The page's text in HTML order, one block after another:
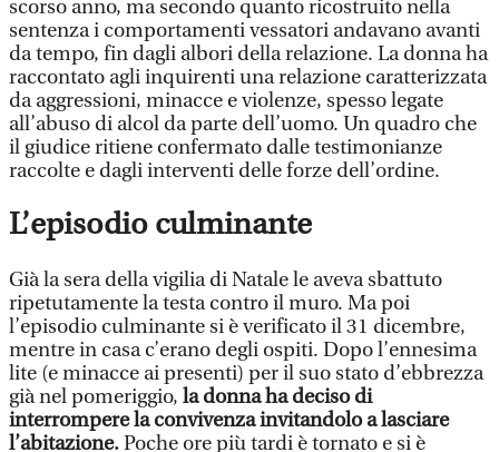
scorso anno, ma secondo quanto ricostruito nella
sentenza i comportamenti vessatori andavano avanti
da tempo, fin dagli albori della relazione. La donna ha
raccontato agli inquirenti una relazione caratterizzata
da aggressioni, minacce e violenze, spesso legate
all’abuso di alcol da parte dell’uomo. Un quadro che
il giudice ritiene confermato dalle testimonianze
raccolte e dagli interventi delle forze dell’ordine.
L’episodio culminante
Già la sera della vigilia di Natale le aveva sbattuto
ripetutamente la testa contro il muro. Ma poi
l’episodio culminante si è verificato il 31 dicembre,
mentre in casa c’erano degli ospiti. Dopo l’ennesima
lite (e minacce ai presenti) per il suo stato d’ebbrezza
già nel pomeriggio, la donna ha deciso di
interrompere la convivenza invitandolo a lasciare
l’abitazione.Poche ore più tardi è tornato e si è